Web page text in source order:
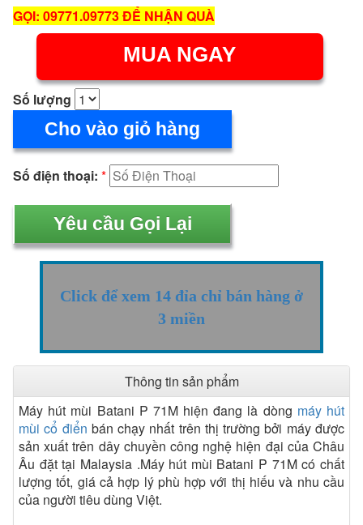
GỌI: 09771.09773 ĐỂ NHẬN QUÀ
MUA NGAY
Số lượng
Cho vào giỏ hàng
Số điện thoại: *
Click để xem 14 đỉa chỉ bán hàng ở
3 miền
Thông tin sản phẩm
Máy hút mùi Batani P 71M hiện đang là dòng máy hút
mùi cổ điển bán chạy nhất trên thị trường bởi máy được
sản xuất trên dây chuyền công nghệ hiện đại của Châu
Âu đặt tại Malaysia .Máy hút mùi Batani P 71M có chất
lượng tốt, giá cả hợp lý phù hợp với thị hiếu và nhu cầu
của người tiêu dùng Việt.